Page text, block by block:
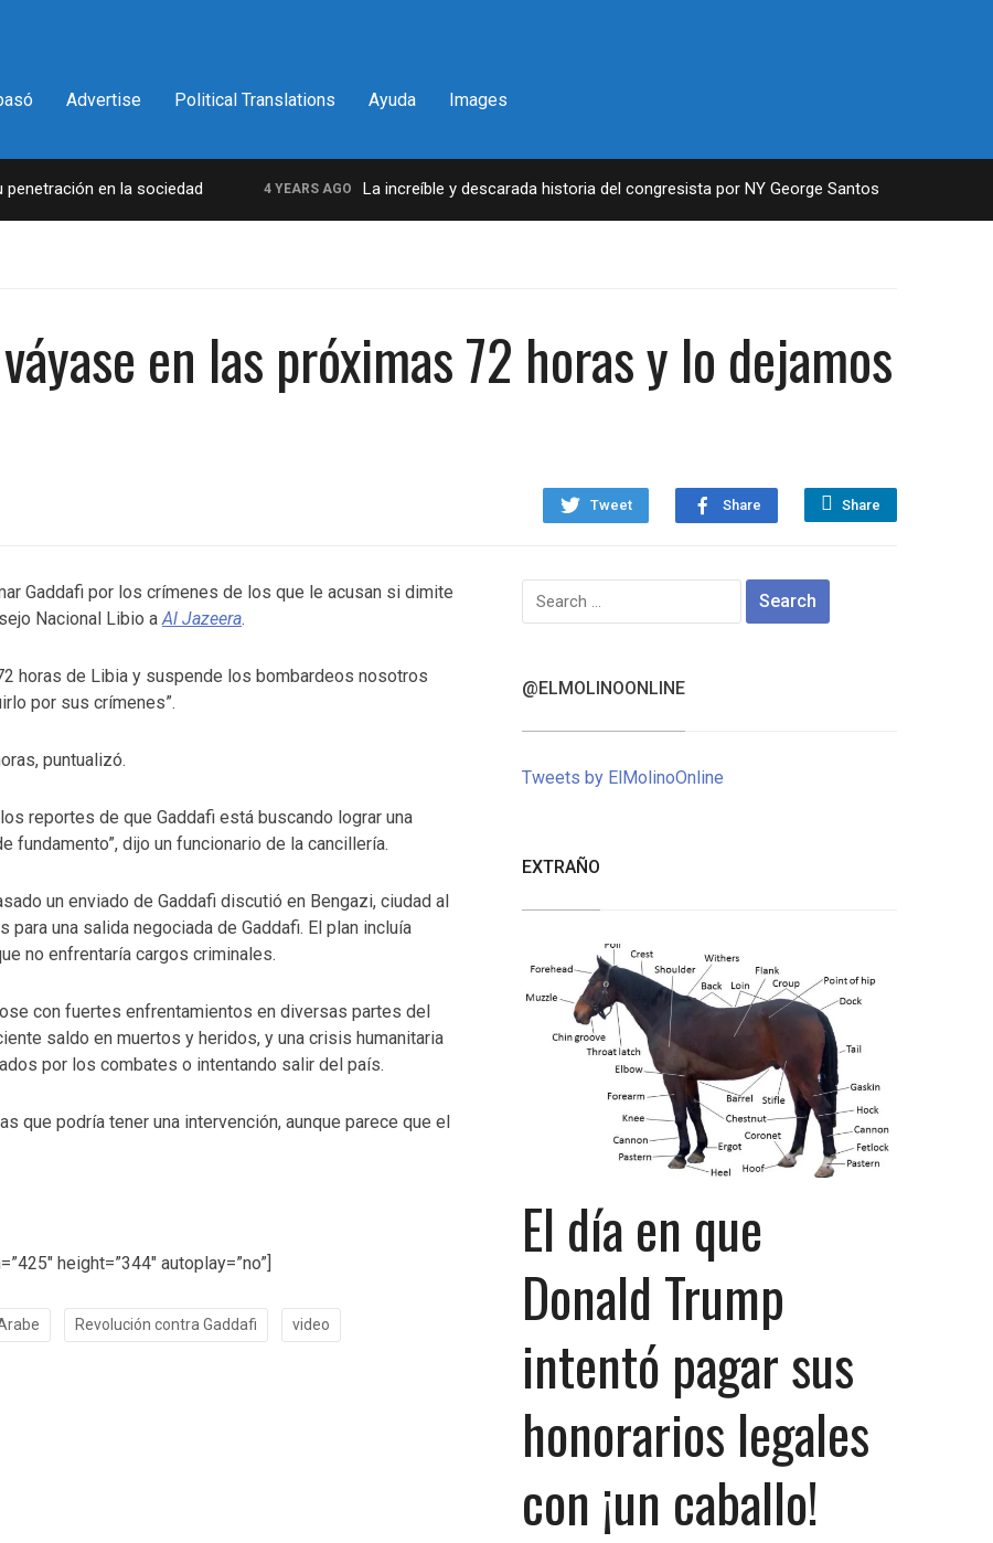
Advertise Political Translations Ayuda Images
en la sociedad 4 YEARS AGO La increíble y descarada historia del congresista por NY George Santos
en las próximas 72 horas y lo dejamos
Tweet Share Share
Gaddafi por los crímenes de los que le acusan si dimite
Nacional Libio aAl Jazeera.
horas de Libia y suspende los bombardeos nosotros
por sus crímenes”.
puntualizó.
reportes de que Gaddafi está buscando lograr una
fundamento”, dijo un funcionario de la cancillería.
un enviado de Gaddafi discutió en Bengazi, ciudad al
una salida negociada de Gaddafi. El plan incluía
no enfrentaría cargos criminales.
con fuertes enfrentamientos en diversas partes del
saldo en muertos y heridos, y una crisis humanitaria
por los combates o intentando salir del país.
que podría tener una intervención, aunque parece que el
height=”344″ autoplay=”no”]
Revolución contra Gaddafi video
Search
for:
@ELMOLINOONLINE
Tweets by ElMolinoOnline
EXTRAÑO
El día en que
Donald Trump
intentó pagar sus
honorarios legales
con ¡un caballo!